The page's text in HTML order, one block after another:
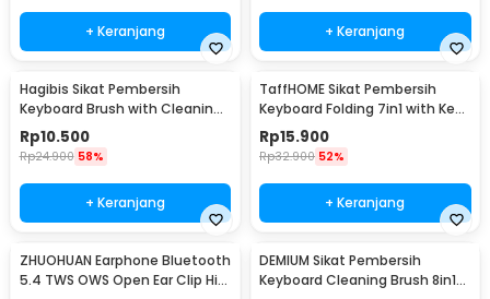
+ Keranjang + Keranjang
Hagibis Sikat Pembersih
Keyboard Brush with Cleaning
Pen Key Puller - CB01
Rp10.500
Rp24.900 58%
+ Keranjang
TaffHOME Sikat Pembersih
Keyboard Folding 7in1 with Key
Puller - Q6E
Rp15.900
Rp32.900 52%
+ Keranjang
ZHUOHUAN Earphone Bluetooth
5.4 TWS OWS Open Ear Clip HiFi
DEMIUM Sikat Pembersih
Keyboard Cleaning Brush 8in1